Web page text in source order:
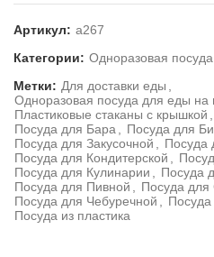
Артикул: а267
Категории: Одноразовая посуда
Метки: Для доставки еды ,
Одноразовая посуда для еды на
Пластиковые стаканы с крышкой ,
Посуда для Бара, Посуда для
Посуда для Закусочной , Посуда
Посуда для Кондитерской ,
Посуда для Кулинарии , Посуда
Посуда для Пивной , Посуда для
Посуда для Чебуречной ,
Посуда из пластика